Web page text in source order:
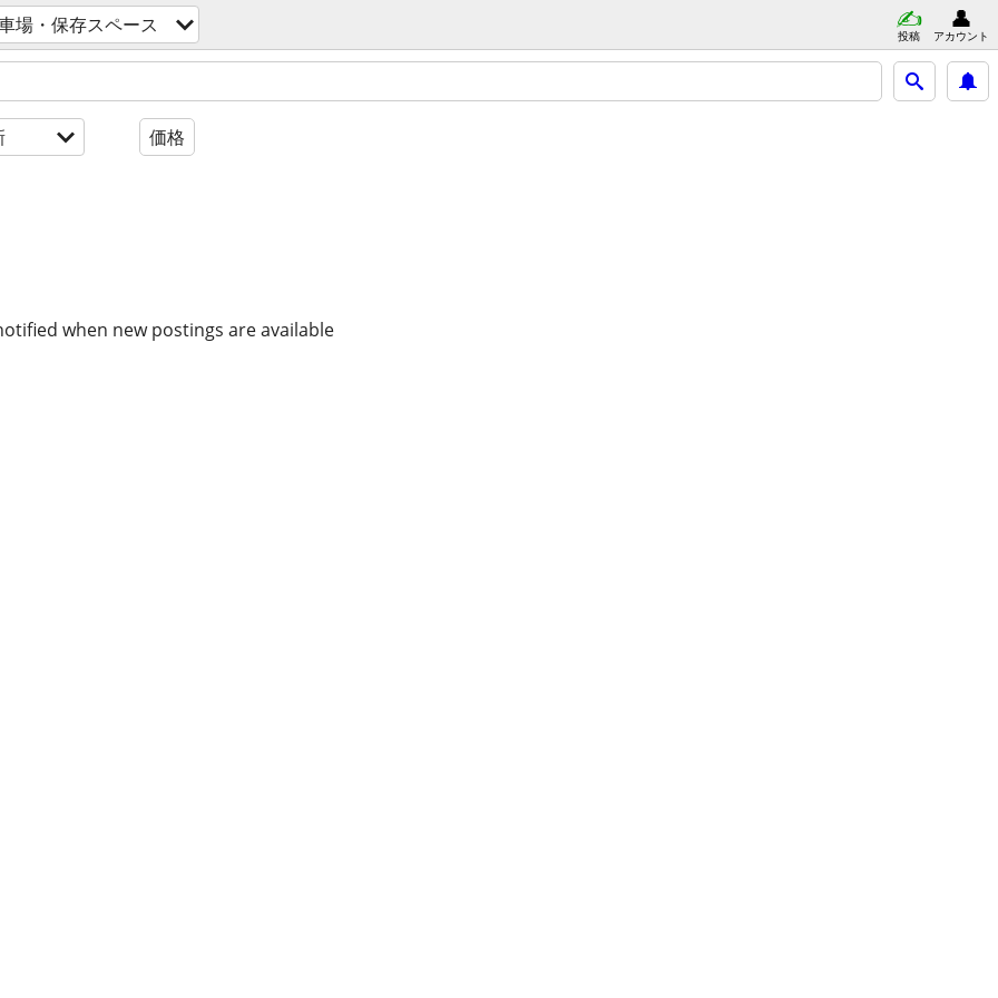
場・保存スペース 投稿 アカウント
価格
when new postings are available